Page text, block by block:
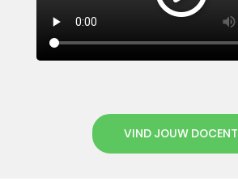
VIND JOUW DOCENT